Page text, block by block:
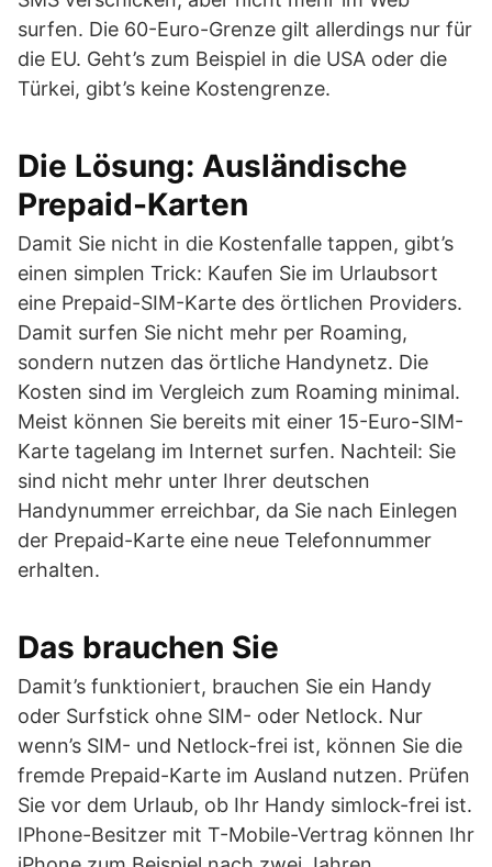
surfen. Die 60-Euro-Grenze gilt allerdings nur für
die EU. Geht’s zum Beispiel in die USA oder die
Türkei, gibt’s keine Kostengrenze.
Die Lösung: Ausländische
Prepaid-Karten
Damit Sie nicht in die Kostenfalle tappen, gibt’s
einen simplen Trick: Kaufen Sie im Urlaubsort
eine Prepaid-SIM-Karte des örtlichen Providers.
Damit surfen Sie nicht mehr per Roaming,
sondern nutzen das örtliche Handynetz. Die
Kosten sind im Vergleich zum Roaming minimal.
Meist können Sie bereits mit einer 15-Euro-SIM-
Karte tagelang im Internet surfen. Nachteil: Sie
sind nicht mehr unter Ihrer deutschen
Handynummer erreichbar, da Sie nach Einlegen
der Prepaid-Karte eine neue Telefonnummer
erhalten.
Das brauchen Sie
Damit’s funktioniert, brauchen Sie ein Handy
oder Surfstick ohne SIM- oder Netlock. Nur
wenn’s SIM- und Netlock-frei ist, können Sie die
fremde Prepaid-Karte im Ausland nutzen. Prüfen
Sie vor dem Urlaub, ob Ihr Handy simlock-frei ist.
IPhone-Besitzer mit T-Mobile-Vertrag können Ihr